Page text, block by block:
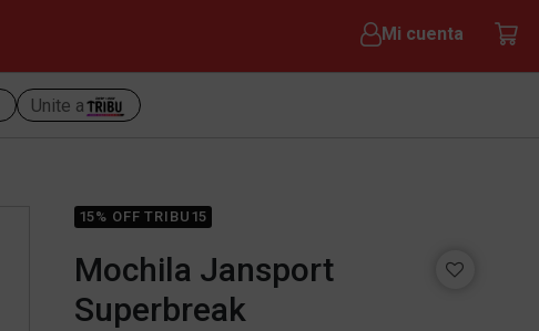
Mi cuenta
Unite a
15% OFF TRIBU15
Mochila Jansport
Superbreak